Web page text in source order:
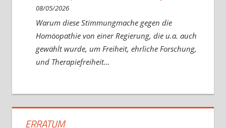
08/05/2026
Warum diese Stimmungmache gegen die
Homöopathie von einer Regierung, die u.a. auch
gewählt wurde, um Freiheit, ehrliche Forschung,
und Therapiefreiheit…
ERRATUM